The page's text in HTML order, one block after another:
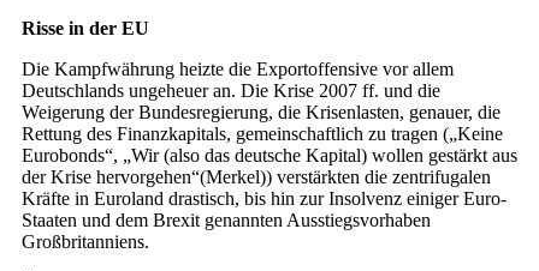
Risse in der EU
Die Kampfwährung heizte die Export­offensive vor allem
Deutschlands ungeheuer an. Die Krise 2007 ff. und die
Weigerung der Bundesregierung, die Krisenlasten, genauer, die
Rettung des Finanzkapitals, gemeinschaftlich zu tragen („Keine
Eurobonds“, „Wir (also das deutsche Kapital) wollen gestärkt aus
der Krise hervorgehen“(Merkel)) verstärkten die zentrifugalen
Kräfte in Euroland drastisch, bis hin zur Insolvenz einiger Euro-
Staaten und dem Brexit genannten Ausstiegsvorhaben
Großbritanniens.